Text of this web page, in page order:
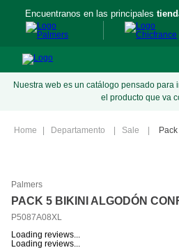
Encuentranos en las principales
Nuestra web es un catálogo pensado para
el producto que va
Departamento Sale
Palmers
PACK 5 BIKINI ALGODÓN
P5087A08XL
Loading reviews...
Loading reviews...